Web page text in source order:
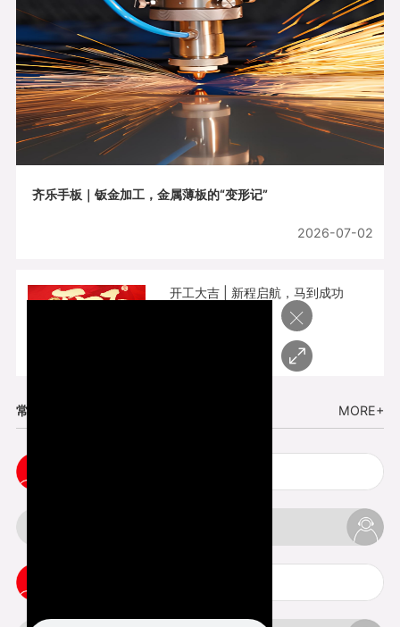
齐乐手板｜钣金加工，金属薄板的“变形记”
2026-07-02
开工大吉 | 新程启航，马到成功
常见问题 MORE+
×